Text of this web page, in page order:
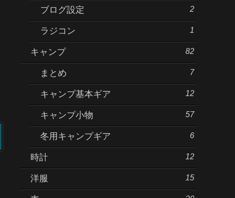
ブログ設定 2
ラジコン 1
キャンプ 82
まとめ 7
キャンプ基本ギア 12
キャンプ小物 57
冬用キャンプギア 6
時計 12
洋服 15